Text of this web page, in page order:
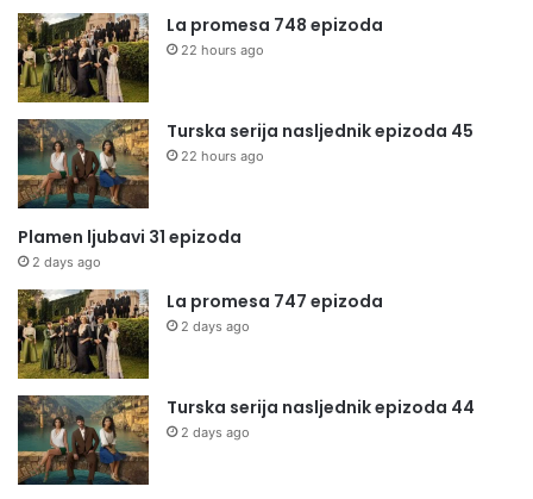
La promesa 748 epizoda
22 hours ago
Turska serija nasljednik epizoda 45
22 hours ago
Plamen ljubavi 31 epizoda
2 days ago
La promesa 747 epizoda
2 days ago
Turska serija nasljednik epizoda 44
2 days ago